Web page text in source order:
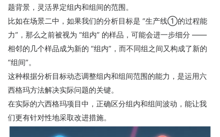
题背景，灵活界定组内和组间的范围。
比如在场景二中，如果我们的分析目标是 “生产线①的过程能
力”，那么之前被视为 “组内” 的样品，可能会进一步细分 ——
相邻的几个样品成为新的 “组内”，而不同组之间又构成了新的
“组间”。
这种根据分析目标动态调整组内和组间范围的能力，是运用六
西格玛方法解决实际问题的关键。
在实际的六西格玛项目中，正确区分组内和组间波动，能让我
们更有针对性地采取改进措施。